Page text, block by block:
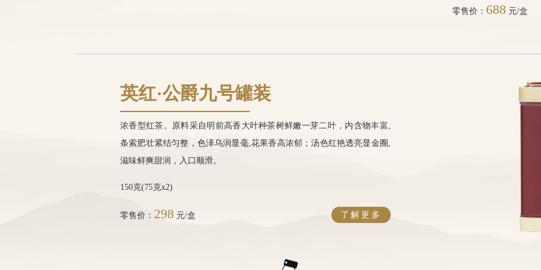
零售价： 688 元/盒
英红·公爵九号罐装
浓香型红茶。原料采自明前高香大叶种茶树鲜嫩一芽二叶，内含物丰富,
条索肥壮紧结匀整，色泽乌润显毫,花果香高浓郁；汤色红艳透亮显金圈,
滋味鲜爽甜润，入口顺滑。
150克(75克x2)
零售价： 298 元/盒 了解更多